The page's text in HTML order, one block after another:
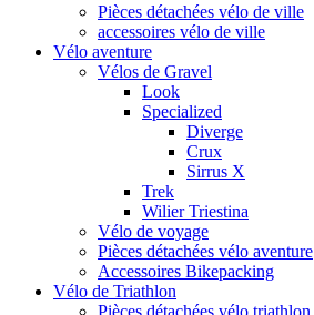
Pièces détachées vélo de ville
accessoires vélo de ville
Vélo aventure
Vélos de Gravel
Look
Specialized
Diverge
Crux
Sirrus X
Trek
Wilier Triestina
Vélo de voyage
Pièces détachées vélo aventure
Accessoires Bikepacking
Vélo de Triathlon
Pièces détachées vélo triathlon